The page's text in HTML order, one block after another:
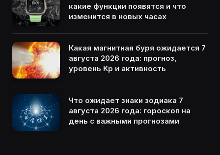
какие функции появятся и что
изменится в новых часах
Какая магнитная буря ожидается 7
августа 2026 года: прогноз,
уровень Kp и активность
Что ожидает знаки зодиака 7
августа 2026 года: гороскоп на
день с важными прогнозами